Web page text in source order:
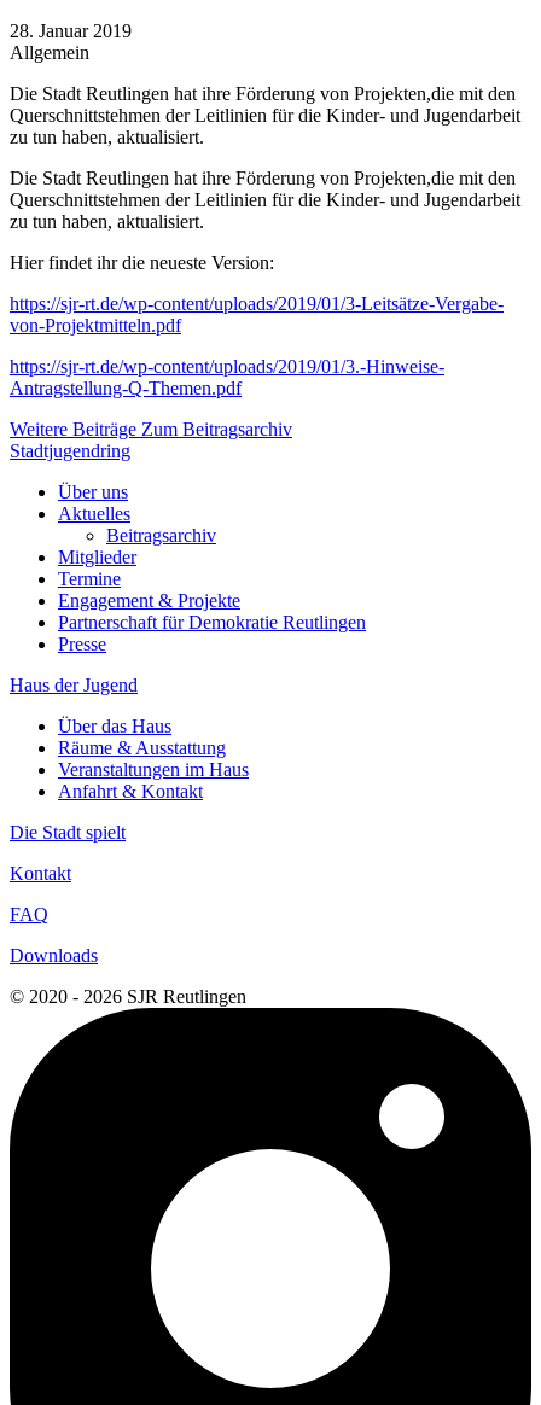
28. Januar 2019
Allgemein
Die Stadt Reutlingen hat ihre Förderung von Projekten,die mit den
Querschnittstehmen der Leitlinien für die Kinder- und Jugendarbeit
zu tun haben, aktualisiert.
Die Stadt Reutlingen hat ihre Förderung von Projekten,die mit den
Querschnittstehmen der Leitlinien für die Kinder- und Jugendarbeit
zu tun haben, aktualisiert.
Hier findet ihr die neueste Version:
https://sjr-rt.de/wp-content/uploads/2019/01/3-Leitsätze-Vergabe-
von-Projektmitteln.pdf
https://sjr-rt.de/wp-content/uploads/2019/01/3.-Hinweise-
Antragstellung-Q-Themen.pdf
Weitere Beiträge Zum Beitragsarchiv
Stadtjugendring
Über uns
Aktuelles
Beitragsarchiv
Mitglieder
Termine
Engagement & Projekte
Partnerschaft für Demokratie Reutlingen
Presse
Haus der Jugend
Über das Haus
Räume & Ausstattung
Veranstaltungen im Haus
Anfahrt & Kontakt
Die Stadt spielt
Kontakt
FAQ
Downloads
© 2020 - 2026 SJR Reutlingen